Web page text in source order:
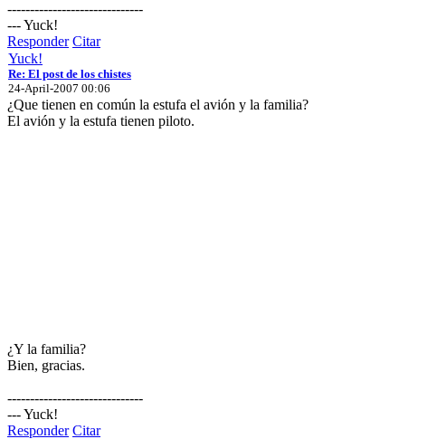
------------------------------
--- Yuck!
Responder Citar
Yuck!
Re: El post de los chistes
24-April-2007 00:06
¿Que tienen en común la estufa el avión y la familia?
El avión y la estufa tienen piloto.
¿Y la familia?
Bien, gracias.
------------------------------
--- Yuck!
Responder Citar